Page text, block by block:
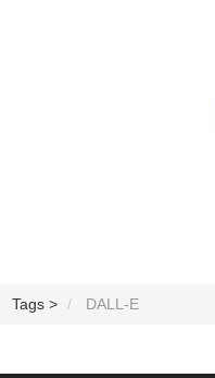
Tags > DALL-E